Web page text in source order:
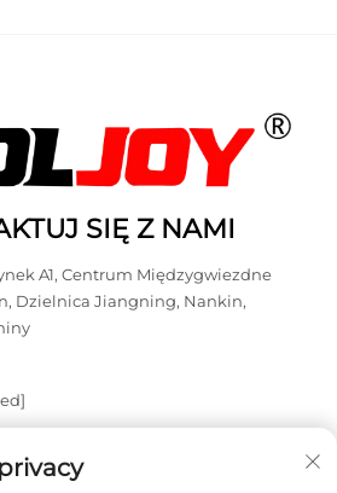
SIĘ Z NAMI
A1, Centrum Międzygwiezdne
Dzielnica Jiangning, Nankin,